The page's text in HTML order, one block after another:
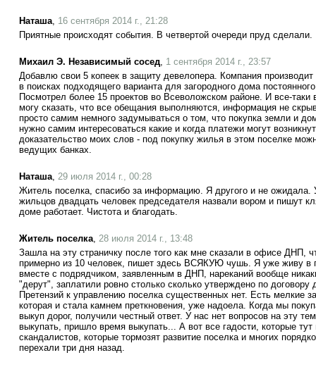
Наташа, 16 сентября 2014 г., 21:28
Приятные происходят события. В четвертой очереди пруд сделали.
Михаил Э. Независимый сосед, 1 сентября 2014 г., 23:57
Добавлю свои 5 копеек в защиту девелопера. Компания
в поисках подходящего варианта для загородного дома
Посмотрел более 15 проектов во Всеволожском районе. И все-
могу сказать, что все обещания выполняются, информация не
просто самим немного задумываться о том, что покупка земли и
нужно самим интересоваться какие и когда платежи могут
доказательство моих слов - под покупку жилья в этом поселке
ведущих банках.
Наташа, 29 июля 2014 г., 00:28
Житель поселка, спасибо за информацию. Я другого и не
жильцов двадцать человек председателя назвали вором и пишут
доме работает. Чистота и благодать.
Житель поселка, 28 июля 2014 г., 13:48
Зашла на эту страничку после того как мне сказали в офисе ДНП,
примерно из 10 человек, пишет здесь ВСЯКУЮ чушь. Я уже живу в
вместе с подрядчиком, заявленным в ДНП, нареканий вообще
"дерут", заплатили ровно столько сколько утверждено по
Претензий к управлению поселка существенных нет. Есть мелкие
которая и стала камнем преткновения, уже надоела. Когда мы
выкуп дорог, получили честный ответ. У нас нет вопросов на эту
выкупать, пришло время выкупать... А вот все гадости, которые
скандалистов, которые тормозят развитие поселка и многих
перехали три дня назад.